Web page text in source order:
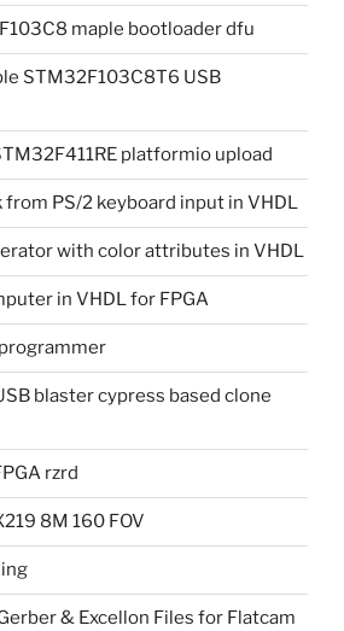
maple bootloader dfu
STM32F103C8T6 USB
platformio upload
from PS/2 keyboard input in VHDL
with color attributes in VHDL
in VHDL for FPGA
blaster cypress based clone
rzrd
8M 160 FOV
& Excellon Files for Flatcam